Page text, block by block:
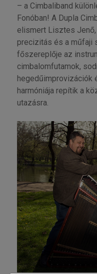
– a Cimbaliband
Fonóban! A Dupla
elismert Lisztes
precizitás és a műfaji
főszereplője az
cimbalomfutamok,
hegedűimprovizációk
harmóniája repítik a
utazásra.